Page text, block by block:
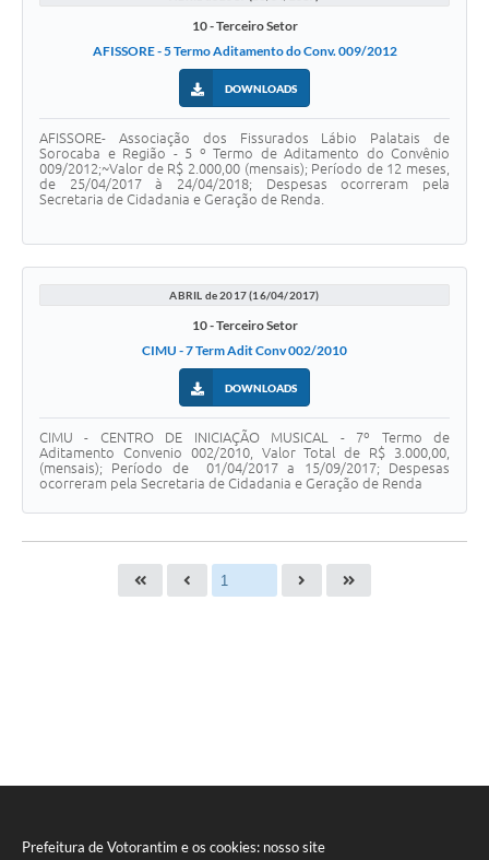
Prefeitura de Votorantim e os cookies: nosso site
10 - Terceiro Setor
AFISSORE - 5 Termo Aditamento do Conv. 009/2012
DOWNLOADS
AFISSORE- Associação dos Fissurados Lábio Palatais de
Sorocaba e Região - 5 º Termo de Aditamento do Convênio
009/2012;~Valor de R$ 2.000,00 (mensais); Período de 12 meses,
de 25/04/2017 à 24/04/2018; Despesas ocorreram pela
Secretaria de Cidadania e Geração de Renda.
ABRIL de 2017 (16/04/2017)
10 - Terceiro Setor
CIMU - 7 Term Adit Conv 002/2010
DOWNLOADS
CIMU - CENTRO DE INICIAÇÃO MUSICAL - 7º Termo de
Aditamento Convenio 002/2010, Valor Total de R$ 3.000,00,
(mensais); Período de 01/04/2017 a 15/09/2017; Despesas
ocorreram pela Secretaria de Cidadania e Geração de Renda